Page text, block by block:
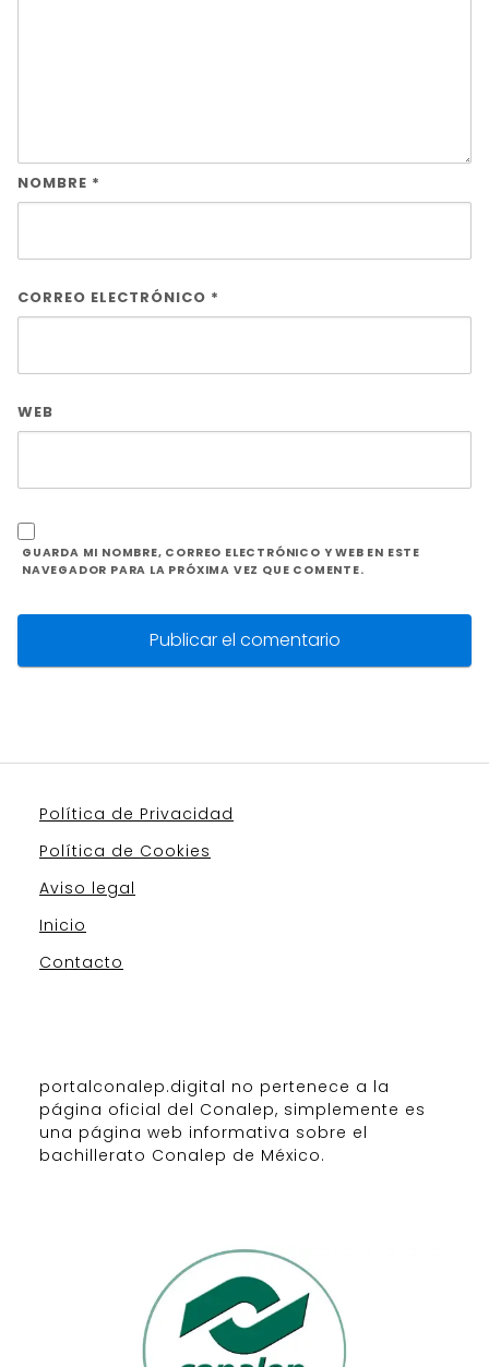
NOMBRE *
CORREO ELECTRÓNICO *
WEB
GUARDA MI NOMBRE, CORREO ELECTRÓNICO Y WEB EN ESTE
NAVEGADOR PARA LA PRÓXIMA VEZ QUE COMENTE.
Política de Privacidad
Política de Cookies
Aviso legal
Inicio
Contacto
portalconalep.digital no pertenece a la
página oficial del Conalep, simplemente es
una página web informativa sobre el
bachillerato Conalep de México.